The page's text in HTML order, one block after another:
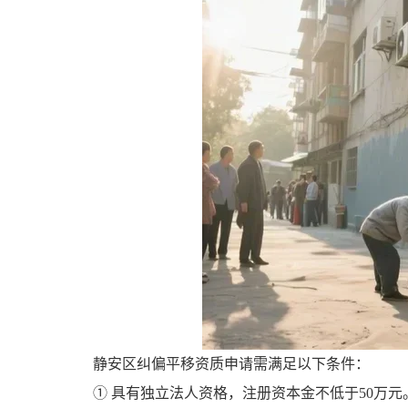
静安区纠偏平移资质申请需满足以下条件：
① 具有独立法人资格，注册资本金不低于50万元